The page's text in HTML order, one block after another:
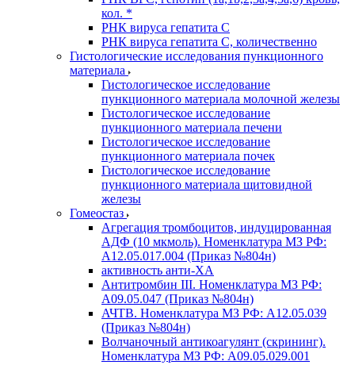
кол. *
РНК вируса гепатита C
РНК вируса гепатита C, количественно
Гистологические исследования пункционного
материала
Гистологическое исследование
пункционного материала молочной железы
Гистологическое исследование
пункционного материала печени
Гистологическое исследование
пункционного материала почек
Гистологическое исследование
пункционного материала щитовидной
железы
Гомеостаз
Агрегация тромбоцитов, индуцированная
АДФ (10 мкмоль). Номенклатура МЗ РФ:
A12.05.017.004 (Приказ №804н)
активность анти-ХА
Антитромбин III. Номенклатура МЗ РФ:
A09.05.047 (Приказ №804н)
АЧТВ. Номенклатура МЗ РФ: A12.05.039
(Приказ №804н)
Волчаночный антикоагулянт (скрининг).
Номенклатура МЗ РФ: A09.05.029.001